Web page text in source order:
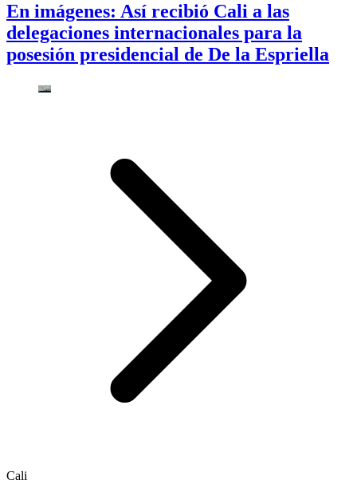
En imágenes: Así recibió Cali a las
delegaciones internacionales para la
posesión presidencial de De la Espriella
Cali